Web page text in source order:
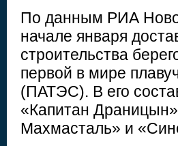
По данным РИА
начале января
строительства
первой в мире
(ПАТЭС). В его
«Капитан
Махмасталь» и